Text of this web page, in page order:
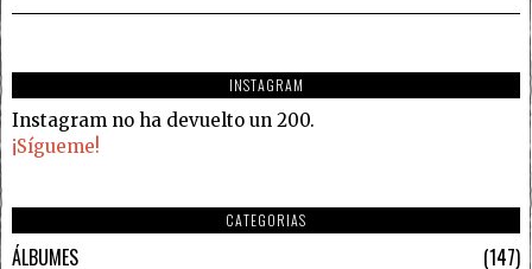
INSTAGRAM
Instagram no ha devuelto un 200.
¡Sígueme!
CATEGORIAS
ÁLBUMES
147